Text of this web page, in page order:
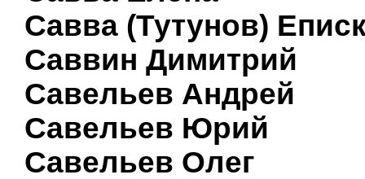
Савва (Тутунов)
Саввин Димитрий
Савельев Андрей
Савельев Юрий
Савельев Олег